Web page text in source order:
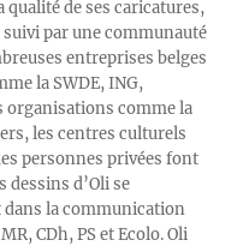
qualité de ses caricatures,
par une communauté
entreprises belges
la SWDE, ING,
organisations comme la
les centres culturels
personnes privées font
dessins d’Oli se
la communication
CDh, PS et Ecolo. Oli